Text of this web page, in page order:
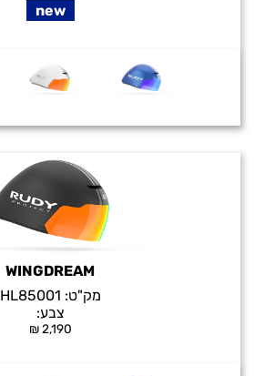
new
WINGDREAM
מק"ט: HL85001
צבע:
₪2,190